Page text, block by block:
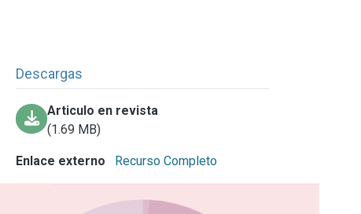
Descargas
Articulo en revista
(1.69 MB)
Enlace externo Recurso Completo